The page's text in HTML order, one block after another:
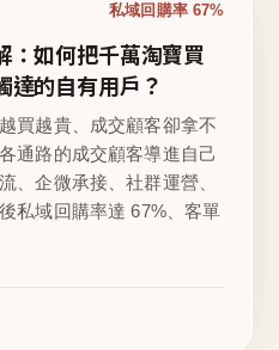
私域回購率 67%
：如何把千萬淘寶買
達的自有用戶？
買越貴、成交顧客卻拿不
通路的成交顧客導進自己
、企微承接、社群運營、
私域回購率達 67%、客單